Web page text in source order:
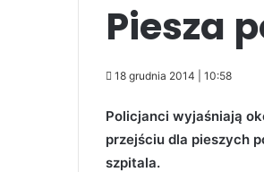
Piesza
18 grudnia 2014 | 10:58
Policjanci wyjaśniają
przejściu dla pieszych
szpitala.